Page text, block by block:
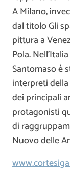
A Milano,
dal titolo Gli
pittura a
Pola.
Santomaso è
interpreti
dei principali
protagonisti
di
Nuovo delle